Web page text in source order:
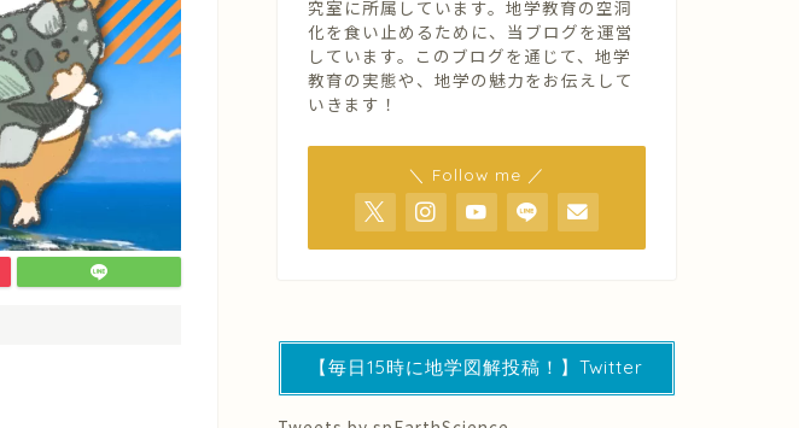
究室に所属しています。地学教育の空洞
化を食い止めるために、当ブログを運営
しています。このブログを通じて、地学
教育の実態や、地学の魅力をお伝えして
いきます！
＼ Follow me ／
【毎日15時に地学図解投稿！】Twitter